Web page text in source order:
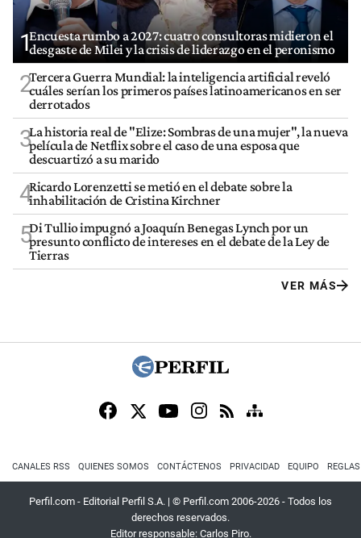
1Encuesta rumbo a 2027: cuatro consultoras midieron el
desgaste de Milei y la crisis de liderazgo en el peronismo
2Tercera Guerra Mundial: la inteligencia artificial reveló
cuáles serían los primeros países latinoamericanos en ser
derrotados
3La historia real de "Elize: Sombras de una mujer", la nueva
película de Netflix sobre el caso de una esposa que
descuartizó a su marido
4Ricardo Lorenzetti se metió en el debate sobre la
inhabilitación de Cristina Kirchner
5Di Tullio impugnó a Joaquín Benegas Lynch por un
presunto conflicto de intereses en el debate de la Ley de
Tierras
VER MÁS
CANALES RSS QUIENES SOMOS CONTÁCTENOS PRIVACIDAD EQUIPO
Perfil.com - Editorial Perfil S.A. | © Perfil.com 2006-2026 - Todos los
derechos reservados.
Editor responsable: Carlos Piro.